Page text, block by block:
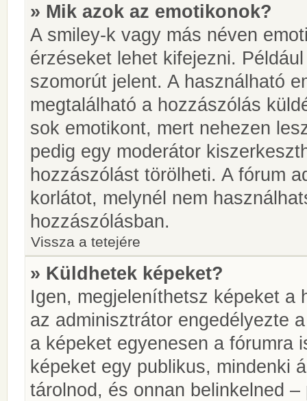
» Mik azok az emotikonok?
A smiley-k vagy más néven
érzéseket lehet kifejezni.
szomorút jelent. A használható
megtalálható a hozzászólás
sok emotikont, mert nehezen
pedig egy moderátor
hozzászólást törölheti. A fórum
korlátot, melynél nem
hozzászólásban.
Vissza a tetejére
» Küldhetek képeket?
Igen, megjeleníthetsz képeket a
az adminisztrátor engedélyezte
a képeket egyenesen a fórumra
képeket egy publikus, mindenki
tárolnod, és onnan belinkelned